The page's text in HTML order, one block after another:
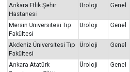
Ankara Etlik Şehir
Hastanesi
Üroloji Genel
Mersin Üniversitesi Tıp
Fakültesi
Üroloji Genel
Akdeniz Üniversitesi Tıp
Fakültesi
Üroloji Genel
Ankara Atatürk
Üroloji Genel